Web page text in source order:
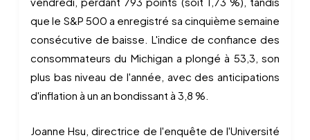
que le S&P 500 a enregistré sa cinquième semaine
consécutive de baisse. L'indice de confiance des
consommateurs du Michigan a plongé à 53,3, son
plus bas niveau de l'année, avec des anticipations
d'inflation à un an bondissant à 3,8 %.
Joanne Hsu, directrice de l'enquête de l'Université